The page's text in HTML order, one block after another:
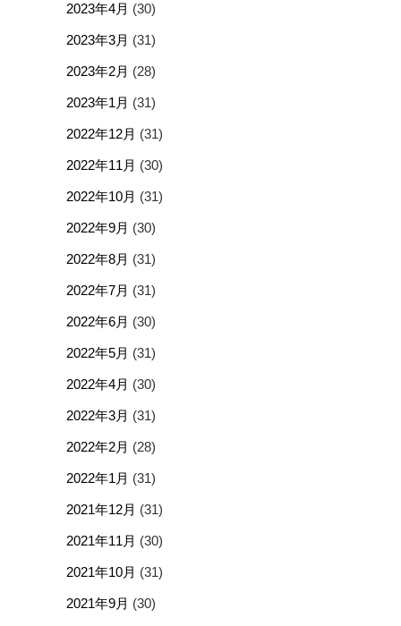
2023年4月 (30)
2023年3月 (31)
2023年2月 (28)
2023年1月 (31)
2022年12月 (31)
2022年11月 (30)
2022年10月 (31)
2022年9月 (30)
2022年8月 (31)
2022年7月 (31)
2022年6月 (30)
2022年5月 (31)
2022年4月 (30)
2022年3月 (31)
2022年2月 (28)
2022年1月 (31)
2021年12月 (31)
2021年11月 (30)
2021年10月 (31)
2021年9月 (30)